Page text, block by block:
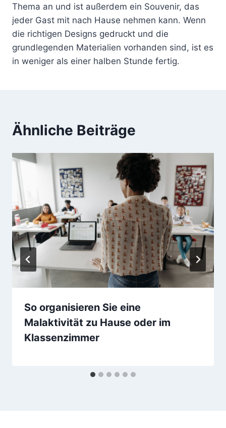
Thema an und ist außerdem ein Souvenir, das
jeder Gast mit nach Hause nehmen kann. Wenn
die richtigen Designs gedruckt und die
grundlegenden Materialien vorhanden sind, ist es
in weniger als einer halben Stunde fertig.
Ähnliche Beiträge
So organisieren Sie eine
Malaktivität zu Hause oder im
Klassenzimmer